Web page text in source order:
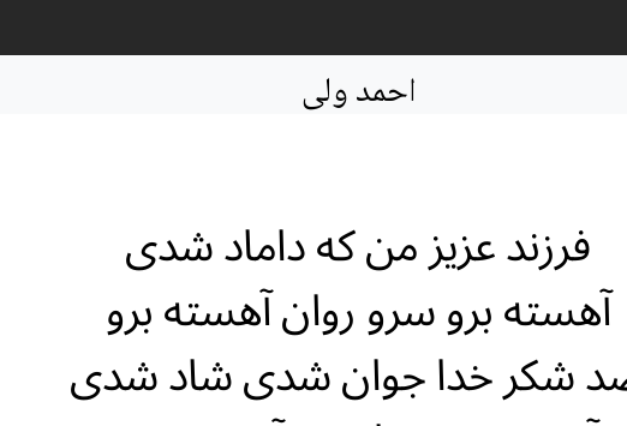
احمد ولی
فرزند عزیز من که داماد شدی
آهسته برو سرو روان آهسته برو
شکر خدا جوان شدی شاد شدی